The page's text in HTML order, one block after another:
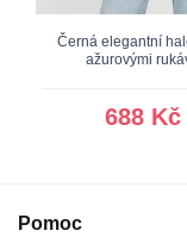
Černá elegantní
ažurovými
688 Kč
Pomoc